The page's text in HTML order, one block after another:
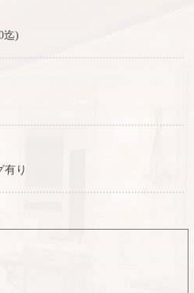
迄)
有り